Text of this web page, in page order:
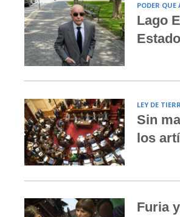
PODER QUE
Lago
LEY DE
Sin
los
Furia